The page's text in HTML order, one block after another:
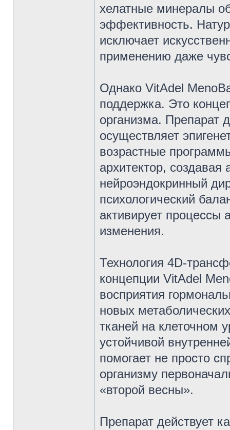
хелатные минералы
эффективность.
исключает
применению даже
Однако VitAdel
поддержка. Это
организма. Препарат
осуществляет
возрастные
архитектор,
нейроэндокринный
психологический
активирует процессы
изменения.
Технология 4D-
концепции VitAdel
восприятия
новых
тканей на клеточном
устойчивой
помогает не просто
организму
«второй весны».
Препарат действует